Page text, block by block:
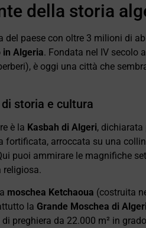
della storia
del paese con oltre 3 milioni di
in Algeria. Fondata nel IV secolo
è oggi una città che
storia e cultura
è la Kasbah di Algeri,
fortificata, arroccata su una
puoi ammirare le magnifiche
religiosa.
moschea Ketchaoua (costruita
la Grande Moschea di Algeri
preghiera da 22.000 m² in